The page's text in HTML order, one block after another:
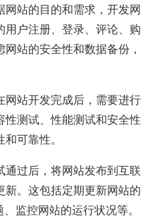
站的目的和需求，开发网
户注册、登录、评论、购
站的安全性和数据备份，
站开发完成后，需要进行
测试、性能测试和安全性
可靠性。
过后，将网站发布到互联
。这包括定期更新网站的
监控网站的运行状况等。